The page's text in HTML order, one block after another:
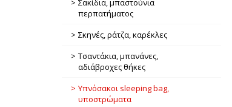
Σακίδια, μπαστούνια
περπατήματος
Σκηνές, ράτζα, καρέκλες
Τσαντάκια, μπανάνες,
αδιάβροχες θήκες
Υπνόσακοι sleeping bag,
υποστρώματα